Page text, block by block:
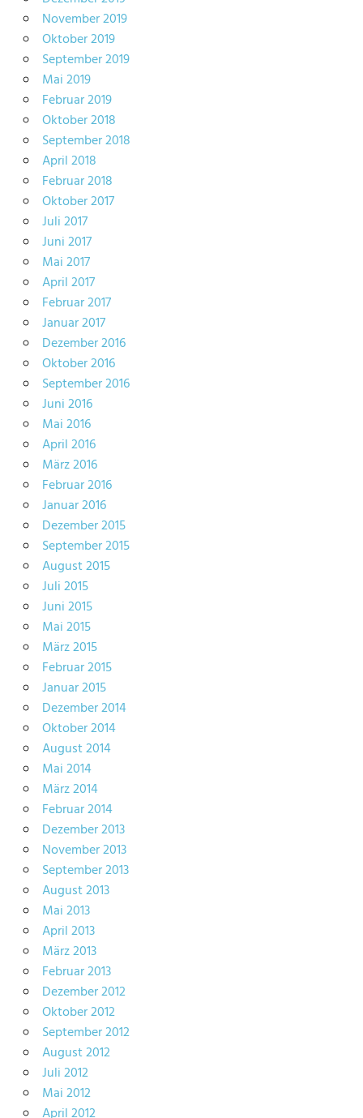
November 2019
Oktober 2019
September 2019
Mai 2019
Februar 2019
Oktober 2018
September 2018
April 2018
Februar 2018
Oktober 2017
Juli 2017
Juni 2017
Mai 2017
April 2017
Februar 2017
Januar 2017
Dezember 2016
Oktober 2016
September 2016
Juni 2016
Mai 2016
April 2016
März 2016
Februar 2016
Januar 2016
Dezember 2015
September 2015
August 2015
Juli 2015
Juni 2015
Mai 2015
März 2015
Februar 2015
Januar 2015
Dezember 2014
Oktober 2014
August 2014
Mai 2014
März 2014
Februar 2014
Dezember 2013
November 2013
September 2013
August 2013
Mai 2013
April 2013
März 2013
Februar 2013
Dezember 2012
Oktober 2012
September 2012
August 2012
Juli 2012
Mai 2012